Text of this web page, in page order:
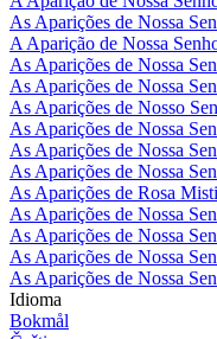
As Aparições de Nossa
A Aparição de Nossa
As Aparições de Nossa
As Aparições de Nossa
As Aparições de Nosso
As Aparições de Nossa
As Aparições de Nossa
As Aparições de Nossa
As Aparições de Rosa
As Aparições de Nossa
As Aparições de Nossa
As Aparições de Nossa
As Aparições de Nossa
Idioma
Bokmål